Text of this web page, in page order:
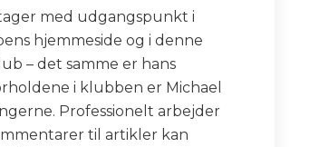
med udgangspunkt i
hjemmeside og i denne
– det samme er hans
i klubben er Michael
Professionelt arbejder
til artikler kan